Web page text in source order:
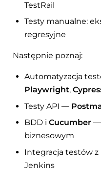
TestRail
Testy manualne:
regresyjne
Następnie poznaj:
Automatyzacja
Playwright,
Testy API —
BDD iCucumber —
biznesowym
Integracja testów
Jenkins